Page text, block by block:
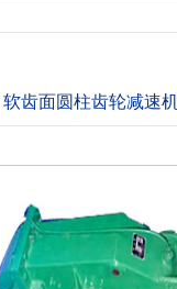
软齿面圆柱齿轮减速